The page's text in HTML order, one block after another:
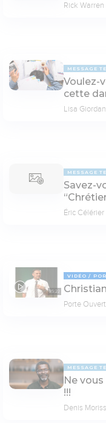
Rick Warren
MESSAGE
Voulez-
cette
Lisa
MESSAGE
Savez-
Éric Célérier
35:22
VIDÉO
Porte
MESSAGE
Ne
!!!
Denis